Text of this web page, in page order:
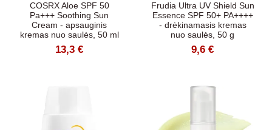
COSRX Aloe SPF 50
Pa+++ Soothing Sun
Cream - apsauginis
kremas nuo saulės, 50 ml
13,3 €
Frudia Ultra UV Shield Sun
Essence SPF 50+ PA++++
- drėkinamasis kremas
nuo saulės, 50 g
9,6 €